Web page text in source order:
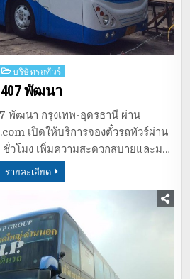
Posted
in
บริษัทรถทัวร์
407 พัฒนา
พัฒนา กรุงเทพ-อุดรธานี ผ่าน
เปิดให้บริการจองตั๋วรถทัวร์ผ่าน
วโมง เพิ่มความสะดวกสบายและม…
รายละเอียด